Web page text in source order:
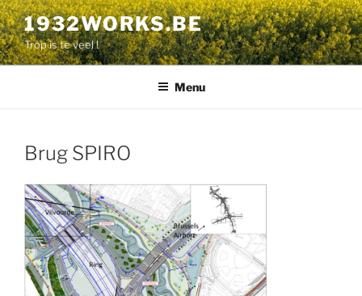
Aller
au
contenu
principal
1932WORKS.BE
Trop is te veel !
Menu
Brug SPIRO